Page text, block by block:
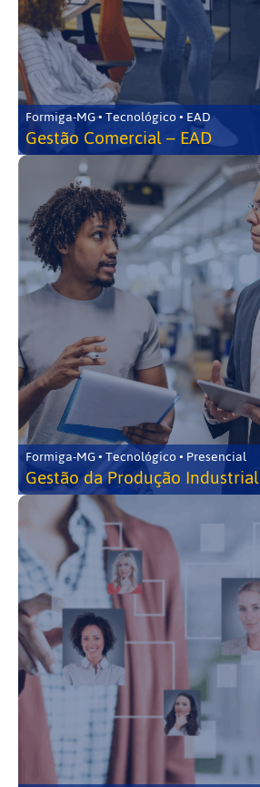
Formiga-MG • Tecnológico • EAD
Gestão Comercial – EAD
Formiga-MG • Tecnológico • Presencial
Gestão da Produção Industrial